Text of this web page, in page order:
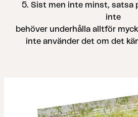
5. Sist men inte minst, satsa
inte
behöver underhålla alltför
inte använder det om det